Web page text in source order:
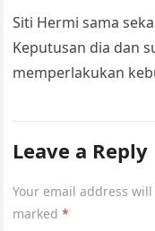
at
s
A
p
c
e
o
k
p
y
k
Siti Hermi sama
Keputusan dia dan
memperlakukan
Leave a Reply
Your email address
marked*